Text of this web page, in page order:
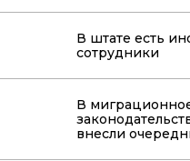
В штате есть
сотрудники
В
внесли